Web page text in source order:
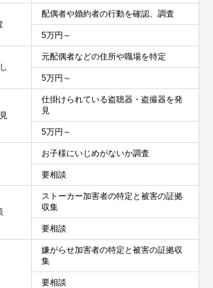
配偶者や婚約者の行動を確認、調査
5万円～
元配偶者などの住所や職場を特定
5万円～
仕掛けられている盗聴器・盗撮器を発
見
5万円～
お子様にいじめがないか調査
要相談
ストーカー加害者の特定と被害の証拠
収集
要相談
嫌がらせ加害者の特定と被害の証拠収
集
要相談